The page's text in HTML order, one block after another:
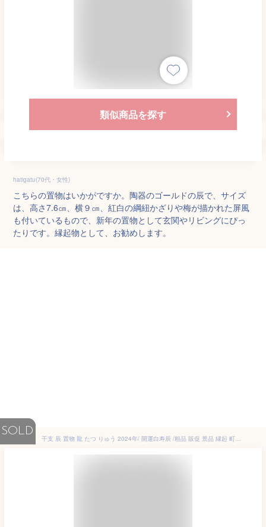
類似商品を探す
hatigatu(70代・女性)
こちらの置物はいかがですか。陶器のゴールドの辰で、サイズ
は、高さ7.6㎝、横９㎝、紅白の綱紐かざりや梅が描かれた屏風
も付いているもので、新年の置物として玄関やリビングにぴっ
たりです。縁起物として、お勧めします。
SOLD
干支 辰 置物 龍 たつ りゅう 2024年/ 開運白寿辰 /粗品 販促 景品 縁起 町内会 敬老会 神社 寺社 年末 年始 家庭用 業務用